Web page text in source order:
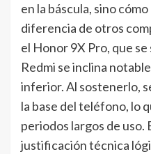
en la báscula, sino
diferencia de otros
el Honor 9X Pro, que
Redmi se inclina
inferior. Al sostenerlo,
la base del teléfono, lo
periodos largos de uso.
justificación técnica